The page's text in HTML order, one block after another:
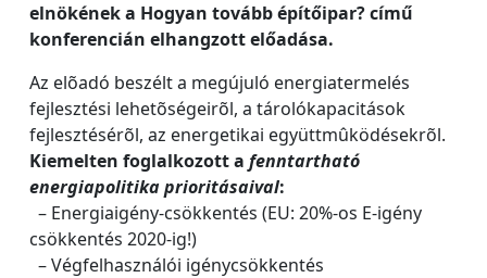
elnökének a Hogyan tovább építőipar? című
konferencián elhangzott előadása.
Az elõadó beszélt a megújuló energiatermelés
fejlesztési lehetõségeirõl, a tárolókapacitások
fejlesztésérõl, az energetikai együttmûködésekrõl.
Kiemelten foglalkozott a fenntartható
energiapolitika prioritásaival:
– Energiaigény-csökkentés (EU: 20%-os E-igény
csökkentés 2020-ig!)
– Végfelhasználói igénycsökkentés